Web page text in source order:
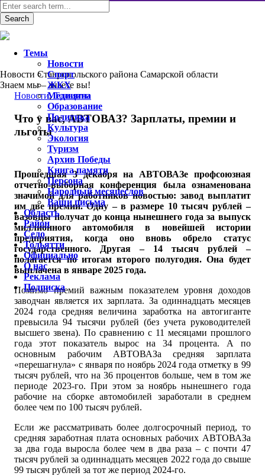
Новости Ставропольского района Самарской области
Знаем мы – знаете вы!
Новости,Тольятти
Что у вас, АВТОВАЗ? Зарплаты, премии и
льготы
Прошедшая 3 декабря на АВТОВАЗе профсоюзная
отчетно-выборная конференция была ознаменована
значимой для работников новостью: завод выплатит
им две премии. Одну – в размере 10 тысяч рублей –
вазовцы получат до конца нынешнего года за выпуск
миллионного автомобиля в новейшей истории
предприятия, когда оно вновь обрело статус
государственного. Другая – 14 тысяч рублей –
полагается по итогам второго полугодия. Она будет
выплачена в январе 2025 года.
Помимо премий важным показателем уровня доходов
заводчан является их зарплата. За одиннадцать месяцев
2024 года средняя величина заработка на автогиганте
превысила 94 тысячи рублей (без учета руководителей
высшего звена). По сравнению с 11 месяцами прошлого
года этот показатель вырос на 34 процента. А по
основным рабочим АВТОВАЗа средняя зарплата
«перешагнула» с января по ноябрь 2024 года отметку в 99
тысяч рублей, что на 36 процентов больше, чем в том же
периоде 2023-го. При этом за ноябрь нынешнего года
рабочие на сборке автомобилей заработали в среднем
более чем по 100 тысяч рублей.
Если же рассматривать более долгосрочный период, то
средняя заработная плата основных рабочих АВТОВАЗа
за два года выросла более чем в два раза – с почти 47
тысяч рублей за одиннадцать месяцев 2022 года до свыше
99 тысяч рублей за тот же период 2024-го.
Темы
Новости
Спорт
ЖКХ
Медицина
Образование
Политика
Культура
Экология
Туризм
Архив Победы
Книга памяти
Персона
Народный месяцеслов
Ваши письма
Область
Район
Село
Тольятти
Официально
О нас
Реклама
Подписка